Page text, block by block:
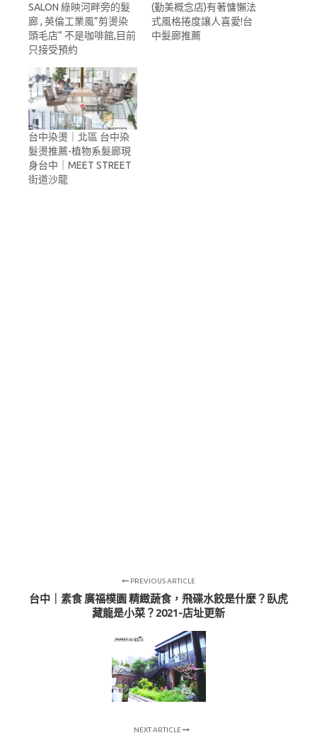
SALON 綠映河畔旁的髮
廊 , 英倫工業風”剪燙染
頭毛店” 不是咖啡館,目前
只接受預約
(勤美概念店)有著慵懶法
式風格捲度讓人喜愛!台
中髮廊推薦
台中染燙｜北區 台中染
髮燙推薦-植物系髮廊現
身台中｜MEET STREET
街道沙龍
PREVIOUS ARTICLE
台中｜素食 廣福樸園 精緻蔬食，飛碟水餃是什麼？臥虎
藏龍是小菜？2021-店址更新
NEXT ARTICLE